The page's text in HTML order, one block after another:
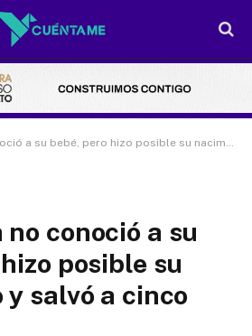
pero hizo posible su nacimiento y salvó a cinco personas
conoció a su
posible su
salvó a cinco